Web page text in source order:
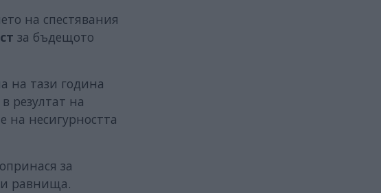
на спестявания
за бъдещото
на тази година
в резултат на
на несигурността
за
равнища.